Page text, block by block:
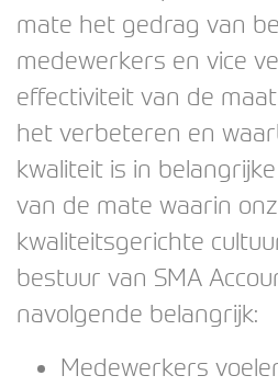
mate het gedrag van
medewerkers en vice
effectiviteit van de
het verbeteren en
kwaliteit is in
van de mate waarin
kwaliteitsgerichte
bestuur van SMA
navolgende belangrijk:
Medewerkers